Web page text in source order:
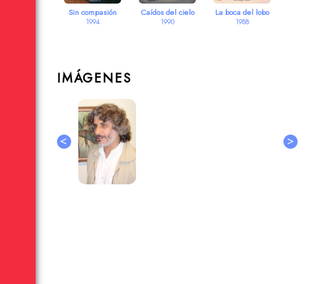
Sin compasión
1994
Caídos del cielo
1990
La boca del lobo
1988
IMÁGENES
< >